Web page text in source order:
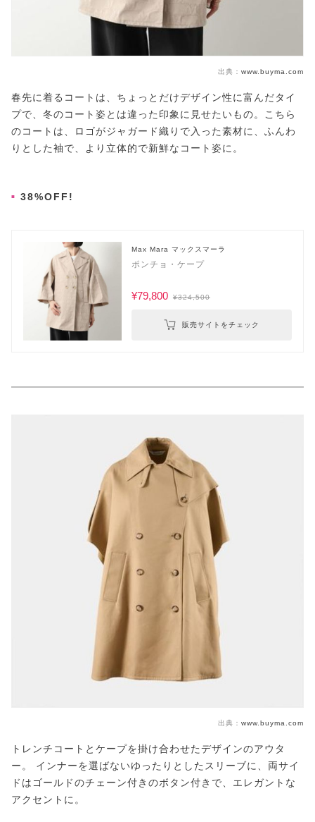
出典： www.buyma.com
春先に着るコートは、ちょっとだけデザイン性に富んだタイ
プで、冬のコート姿とは違った印象に見せたいもの。こちら
のコートは、ロゴがジャガード織りで入った素材に、ふんわ
りとした袖で、より立体的で新鮮なコート姿に。
38%OFF!
Max Mara マックスマーラ
ポンチョ・ケープ
¥79,800 ¥324,500
販売サイトをチェック
出典： www.buyma.com
トレンチコートとケープを掛け合わせたデザインのアウタ
ー。 インナーを選ばないゆったりとしたスリーブに、両サイ
ドはゴールドのチェーン付きのボタン付きで、エレガントな
アクセントに。